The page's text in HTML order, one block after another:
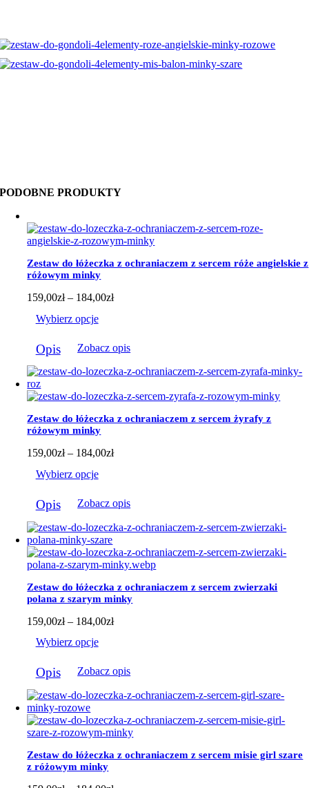
PODOBNE PRODUKTY
Zestaw do łóżeczka z ochraniaczem z sercem róże angielskie z
różowym minky
159,00zł – 184,00złZakres
do
Wybierz opcje
produkt
ma
wiele
wariantów.
Opcje
można
wybrać
na
stronie
Opis Zobacz opis
Zestaw do łóżeczka z ochraniaczem z sercem żyrafy z
różowym minky
159,00zł – 184,00złZakres
do
Wybierz opcje
produkt
ma
wiele
wariantów.
Opcje
można
wybrać
na
stronie
produktu
Opis Zobacz opis
Zestaw do łóżeczka z ochraniaczem z sercem zwierzaki
polana z szarym minky
159,00zł – 184,00złZakres
do
Wybierz opcje
produkt
ma
wiele
wariantów.
Opcje
można
wybrać
na
stronie
Opis Zobacz opis
Zestaw do łóżeczka z ochraniaczem z sercem misie girl szare
z różowym minky